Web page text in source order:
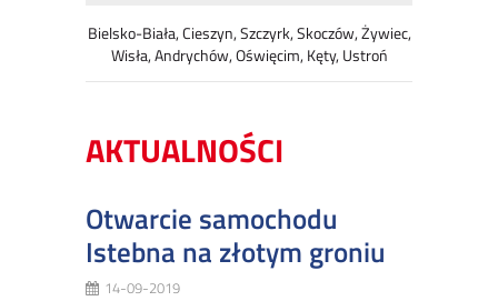
Bielsko-Biała, Cieszyn, Szczyrk, Skoczów, Żywiec,
Wisła, Andrychów, Oświęcim, Kęty, Ustroń
AKTUALNOŚCI
Otwarcie samochodu
Istebna na złotym groniu
14-09-2019